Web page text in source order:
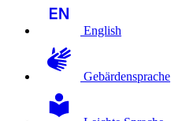
English
Gebärdensprache